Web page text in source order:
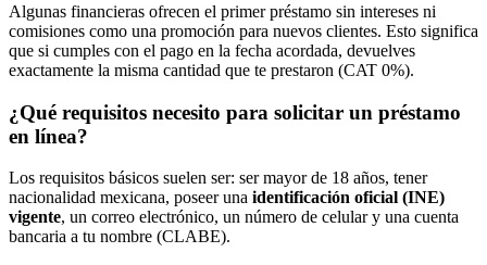
Algunas financieras ofrecen el primer préstamo sin intereses ni
comisiones como una promoción para nuevos clientes. Esto significa
que si cumples con el pago en la fecha acordada, devuelves
exactamente la misma cantidad que te prestaron (CAT 0%).
¿Qué requisitos necesito para solicitar un préstamo
en línea?
Los requisitos básicos suelen ser: ser mayor de 18 años, tener
nacionalidad mexicana, poseer una identificación oficial (INE)
vigente, un correo electrónico, un número de celular y una cuenta
bancaria a tu nombre (CLABE).